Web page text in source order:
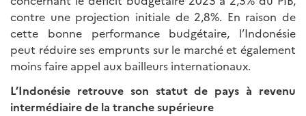
contre une projection initiale de 2,8%. En raison de
cette bonne performance budgétaire, l’Indonésie
peut réduire ses emprunts sur le marché et également
moins faire appel aux bailleurs internationaux.
L’Indonésie retrouve son statut de pays à revenu
intermédiaire de la tranche supérieure